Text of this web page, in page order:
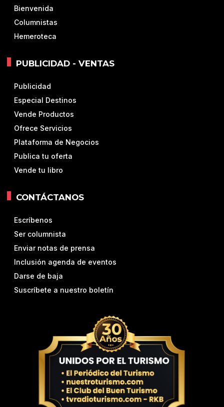
Bienvenida
Columnistas
Hemeroteca
PUBLICIDAD - VENTAS
Publicidad
Especial Destinos
Vende Productos
Ofrece Servicios
Plataforma de Negocios
Publica tu oferta
Vende tu libro
CONTÁCTANOS
Escríbenos
Ser columnista
Enviar notas de prensa
Inclusión agenda de eventos
Darse de baja
Suscríbete a nuestro boletín